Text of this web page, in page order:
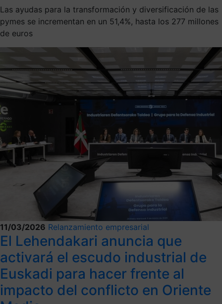
Las ayudas para la transformación y diversificación de las
pymes se incrementan en un 51,4%, hasta los 277 millones
de euros
11/03/2026 Relanzamiento empresarial
El Lehendakari anuncia que
activará el escudo industrial de
Euskadi para hacer frente al
impacto del conflicto en Oriente